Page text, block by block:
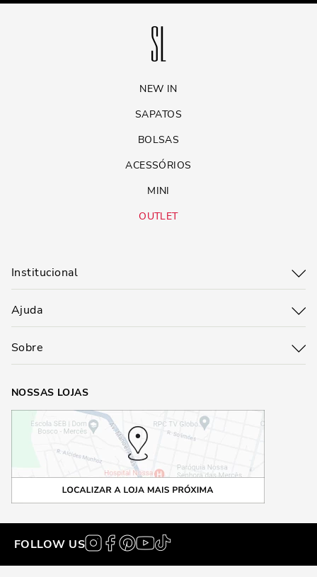
NEW IN
SAPATOS
BOLSAS
ACESSÓRIOS
MINI
OUTLET
Institucional
Ajuda
Sobre
NOSSAS LOJAS
FOLLOW US